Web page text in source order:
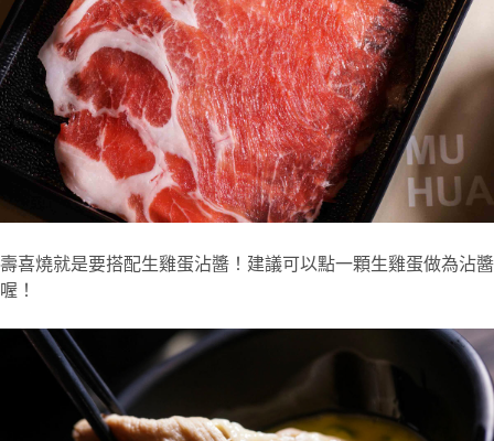
壽喜燒就是要搭配生雞蛋沾醬！建議可以點一顆生雞蛋做為沾醬
喔！